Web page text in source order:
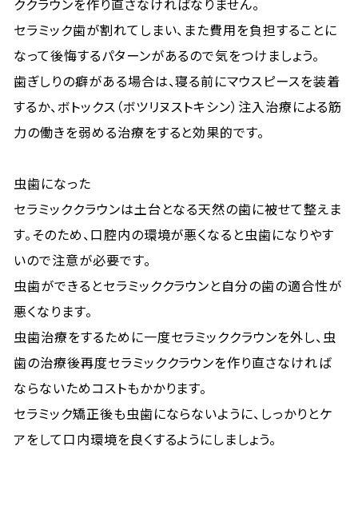
ククラウンを作り直さなければなりません。
セラミック歯が割れてしまい、また費用を負担することに
なって後悔するパターンがあるので気をつけましょう。
歯ぎしりの癖がある場合は、寝る前にマウスピースを装着
するか、ボトックス（ボツリヌストキシン）注入治療による筋
力の働きを弱める治療をすると効果的です。
虫歯になった
セラミッククラウンは土台となる天然の歯に被せて整えま
す。そのため、口腔内の環境が悪くなると虫歯になりやす
いので注意が必要です。
虫歯ができるとセラミッククラウンと自分の歯の適合性が
悪くなります。
虫歯治療をするために一度セラミッククラウンを外し、虫
歯の治療後再度セラミッククラウンを作り直さなければ
ならないためコストもかかります。
セラミック矯正後も虫歯にならないように、しっかりとケ
アをして口内環境を良くするようにしましょう。